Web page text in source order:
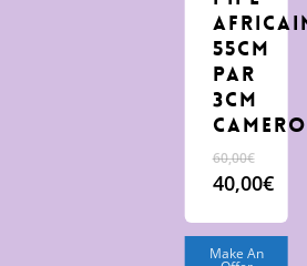
55cm
par
3cm
60,00€Le
prix
était :
40,00€
prix
actuel
Make An